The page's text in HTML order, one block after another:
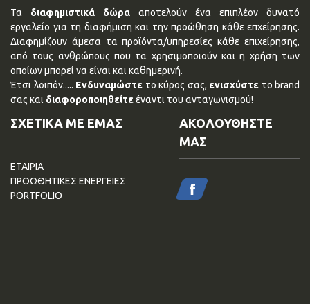
Τα διαφημιστικά δώρα αποτελούν ένα επιπλέον δυνατό
εργαλείο για τη διαφήμιση και την προώθηση κάθε επχείρησης.
Διαφημίζουν άμεσα τα προϊόντα/υπηρεσίες κάθε επιχείρησης,
από τους ανθρώπους που τα χρησιμοποιούν και η χρήση των
οποίων μπορεί να είναι και καθημερινή.
Έτσι λοιπόν..... Ενδυναμώστε το κύρος σας, ενισχύστε το brand
σας και διαφοροποιηθείτεέναντι του ανταγωνισμού!
ΣΧΕΤΙΚΑ ΜΕ ΕΜΑΣ
ΕΤΑΙΡΙΑ
ΠΡΟΩΘΗΤΙΚΕΣ ΕΝΕΡΓΕΙΕΣ
PORTFOLIO
ΑΚΟΛΟΥΘΗΣΤΕ
ΜΑΣ